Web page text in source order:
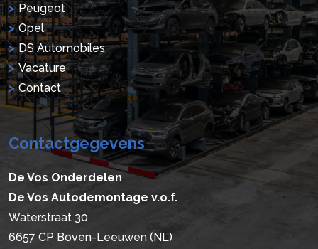
Peugeot
Opel
DS Automobiles
Vacature
Contact
Contactgegevens
De Vos Onderdelen
De Vos Autodemontage v.o.f.
Waterstraat 30
6657 CP Boven-Leeuwen (NL)